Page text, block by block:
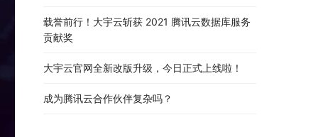
载誉前行！大宇云斩获 2021 腾讯云数据库服务
贡献奖
大宇云官网全新改版升级，今日正式上线啦！
成为腾讯云合作伙伴复杂吗？